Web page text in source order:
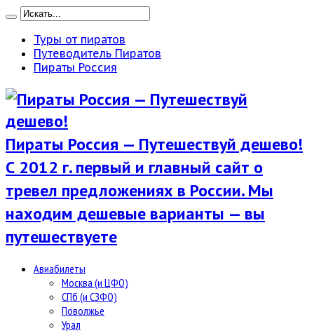
Туры от пиратов
Путеводитель Пиратов
Пираты Россия
Пираты Россия — Путешествуй дешево!
С 2012 г. первый и главный сайт о
тревел предложениях в России. Мы
находим дешевые варианты — вы
путешествуете
Авиабилеты
Москва (и ЦФО)
СПб (и СЗФО)
Поволжье
Урал